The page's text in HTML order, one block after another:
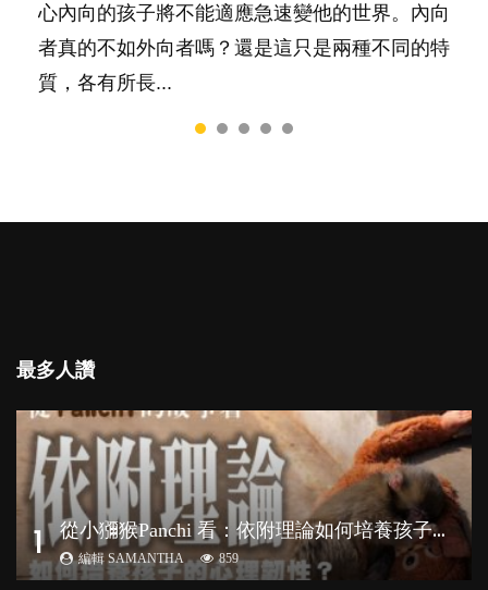
心內向的孩子將不能適應急速變他的世界。內向
者真的不如外向者嗎？還是這只是兩種不同的特
質，各有所長...
一樣重要至極的，總被遺漏——關注自己的情緒
和心理健康。...
最多人讚
1 從
小獼猴Panchi 看：依附理論如何培養孩子心理韌性？
編輯 SAMANTHA 859